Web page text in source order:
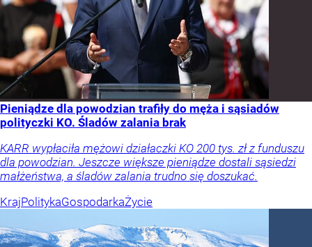
Pieniądze dla powodzian trafiły do męża i sąsiadów
polityczki KO. Śladów zalania brak
KARR wypłaciła mężowi działaczki KO 200 tys. zł z funduszu
dla powodzian. Jeszcze większe pieniądze dostali sąsiedzi
małżeństwa, a śladów zalania trudno się doszukać.
KrajPolitykaGospodarkaŻycie